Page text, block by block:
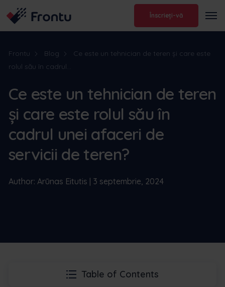
Înscrieți-vă
Frontu Blog
Ce este un tehnician de teren și care este
rolul său în cadrul...
Ce este un tehnician de teren
și care este rolul său în
cadrul unei afaceri de
servicii de teren?
Author: Arūnas Eitutis | 3 septembrie, 2024
Table of Contents